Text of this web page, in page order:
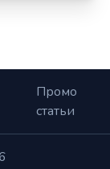
Промо
статьи